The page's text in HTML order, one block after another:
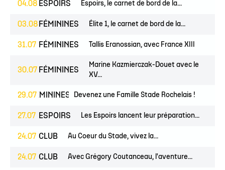
04.08 ESPOIRS Espoirs, le carnet de bord de la...
03.08 FÉMININES Élite 1, le carnet de bord de la...
31.07 FÉMININES Tallis Eranossian, avec France XIII
30.07 FÉMININES
Marine Kazmierczak-Douet avec le
XV...
29.07
FÉMININES CLUBDevenez une Famille Stade Rochelais !
27.07 ESPOIRS Les Espoirs lancent leur préparation...
24.07 CLUB Au Coeur du Stade, vivez la...
24.07 CLUB Avec Grégory Coutanceau, l'aventure...